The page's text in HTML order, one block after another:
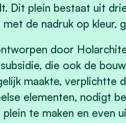
Dit plein bestaat uit
de nadruk op kleur,
door
die ook de
maakte, verplichtte
elementen, nodigt
te maken en even